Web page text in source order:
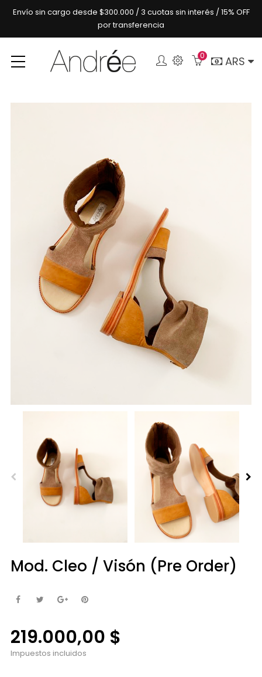
Envío sin cargo desde $300.000 / 3 cuotas sin interés / 15% OFF
por transferencia
Buscar 0 ARS
Mod. Cleo / Visón (Pre Order)
219.000,00 $
Impuestos incluidos